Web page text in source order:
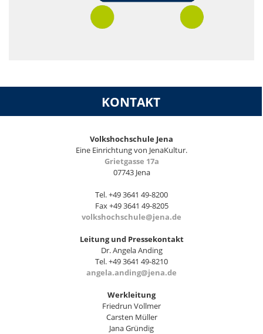
KONTAKT
Volkshochschule Jena
Eine Einrichtung von JenaKultur.
Grietgasse 17a
07743 Jena
Tel. +49 3641 49-8200
Fax +49 3641 49-8205
volkshochschule@jena.de
Leitung und Pressekontakt
Dr. Angela Anding
Tel. +49 3641 49-8210
angela.anding@jena.de
Werkleitung
Friedrun Vollmer
Carsten Müller
Jana Gründig